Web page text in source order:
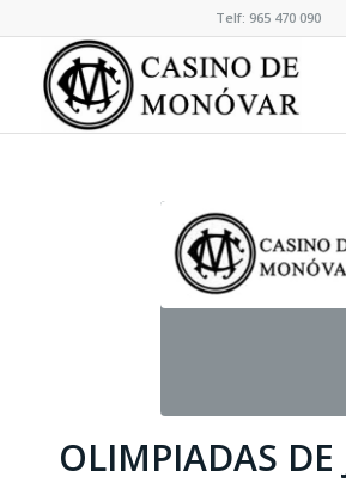
Telf: 965 470 090
OLIMPIADAS DE